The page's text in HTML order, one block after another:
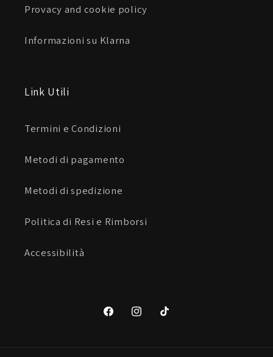
Provacy and cookie policy
Informazioni su Klarna
Link Utili
Termini e Condizioni
Metodi di pagamento
Metodi di spedizione
Politica di Resi e Rimborsi
Accessibilità
FacebookInstagramTikTok